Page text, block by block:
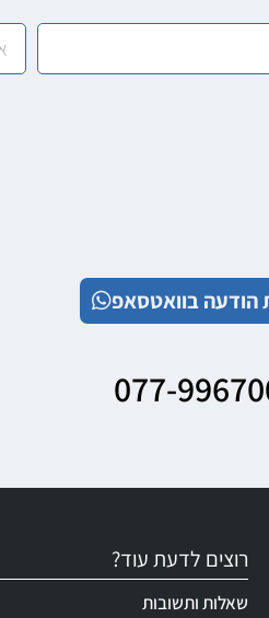
הודעה בוואטסאפ
077-
רוצים לדעת עוד?
שאלות ותשובות